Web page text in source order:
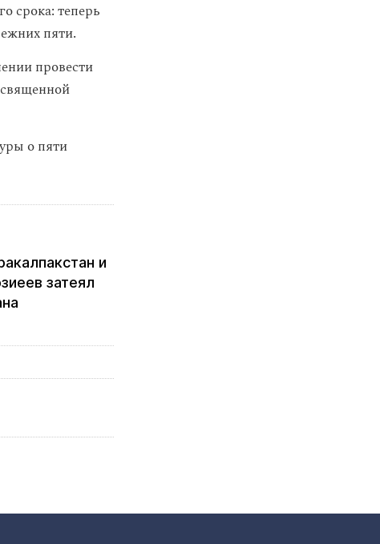
срока: теперь
пяти.
провести
о пяти
и
затеял